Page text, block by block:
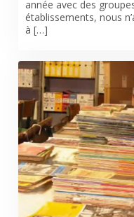
année avec des
établissements, nous
à […]